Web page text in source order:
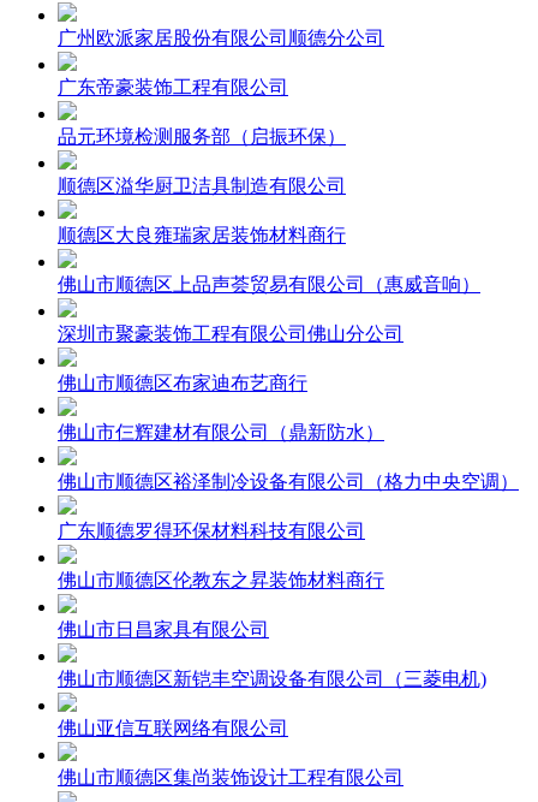
广州欧派家居股份有限公司顺德分公司
广东帝豪装饰工程有限公司
品元环境检测服务部（启振环保）
顺德区溢华厨卫洁具制造有限公司
顺德区大良雍瑞家居装饰材料商行
佛山市顺德区上品声荟贸易有限公司（惠威音响）
深圳市聚豪装饰工程有限公司佛山分公司
佛山市顺德区布家迪布艺商行
佛山市仨辉建材有限公司（鼎新防水）
佛山市顺德区裕泽制冷设备有限公司（格力中央空调）
广东顺德罗得环保材料科技有限公司
佛山市顺德区伦教东之昇装饰材料商行
佛山市日昌家具有限公司
佛山市顺德区新铠丰空调设备有限公司（三菱电机)
佛山亚信互联网络有限公司
佛山市顺德区集尚装饰设计工程有限公司